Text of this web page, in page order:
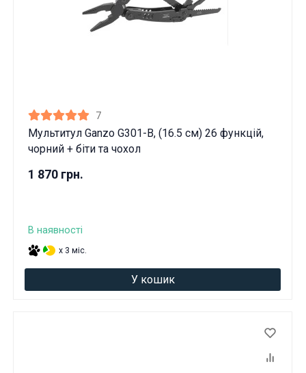
7
Мультитул Ganzo G301-В, (16.5 см) 26 функцій,
чорний + біти та чохол
1 870 грн.
В наявності
x 3 міс.
У кошик